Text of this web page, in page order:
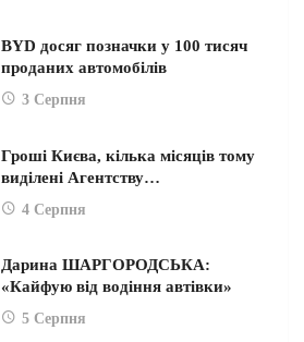
BYD досяг позначки у 100 тисяч
проданих автомобілів
3 Серпня
Гроші Києва, кілька місяців тому
виділені Агентству…
4 Серпня
Дарина ШАРГОРОДСЬКА:
«Кайфую від водіння автівки»
5 Серпня